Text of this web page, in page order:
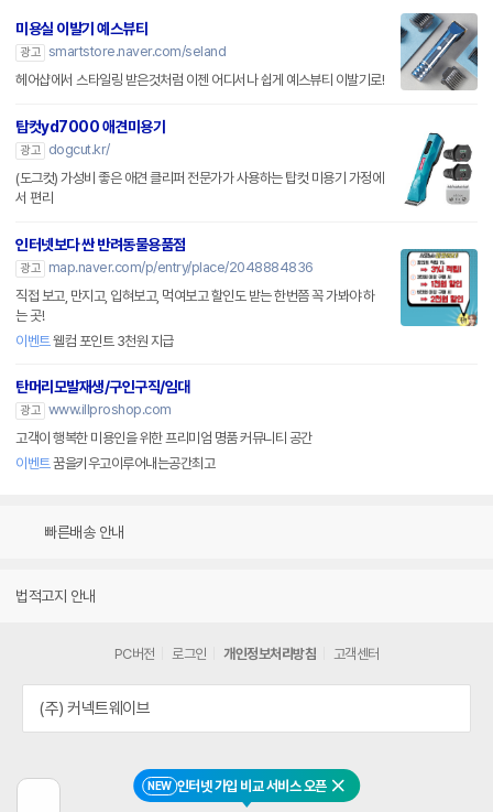
NEW 인터넷 가입 비교 서비스 오픈 닫기
미용실 이발기 예스뷰티
광고 smartstore.naver.com/seland
헤어샵에서 스타일링 받은것처럼 이젠 어디서나 쉽게 예스뷰티 이발기로!
탑컷yd7000 애견미용기
광고
dogcut.kr/
(도그컷) 가성비 좋은 애견 클리퍼 전문가가 사용하는 탑컷 미용기 가정에
서 편리
인터넷보다 싼 반려동물용품점
광고
map.naver.com/p/entry/place/2048884836
직접 보고, 만지고, 입혀보고, 먹여보고 할인도 받는 한번쯤 꼭 가봐야 하
는 곳!
이벤트웰컴 포인트 3천원 지급
탄머리모발재생/구인구직/임대
광고 www.illproshop.com
고객이 행복한 미용인을 위한 프리미엄 명품 커뮤니티 공간
이벤트꿈을키우고이루어내는공간최고
빠른배송 안내
법적고지 안내
PC버전 로그인 개인정보처리방침 고객센터
(주) 커넥트웨이브